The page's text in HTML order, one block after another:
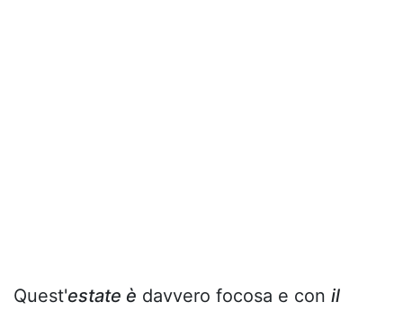
Quest'estate è davvero focosa e con il